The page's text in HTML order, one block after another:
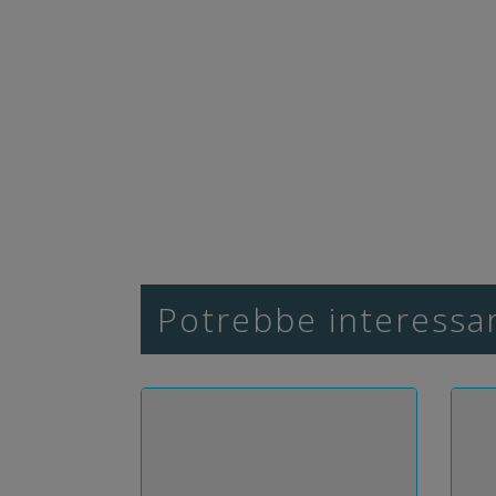
Potrebbe